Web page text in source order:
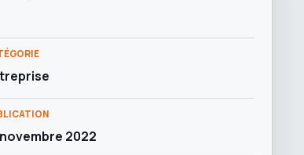
novembre 2022